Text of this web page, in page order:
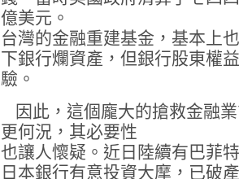
億美元。
台灣的金融重建基金，基本上
下銀行爛資產，但銀行股東權
驗。
因此，這個龐大的搶救金融
更何況，其必要性
也讓人懷疑。近日陸續有巴菲
日本銀行有意投資大摩，已破